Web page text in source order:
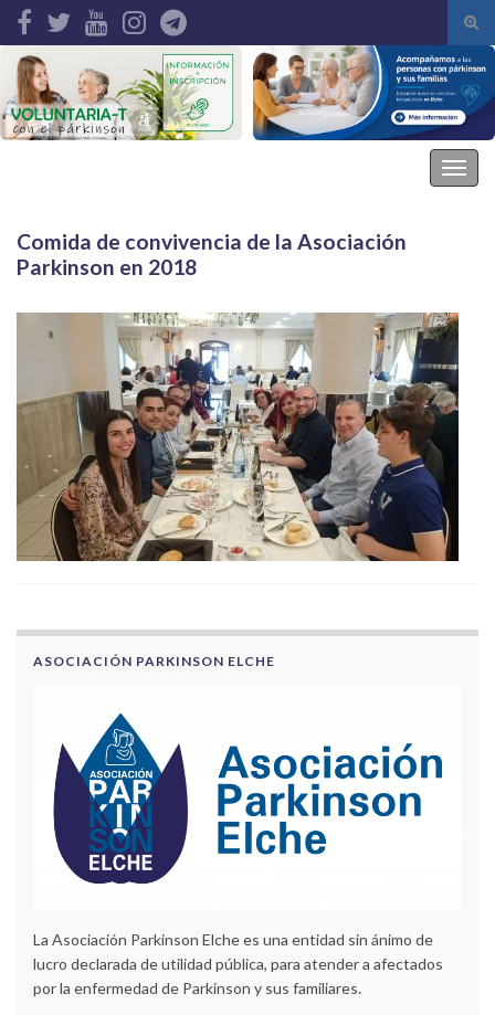
de
Search for:
Comida de convivencia de la Asociación
Parkinson en 2018
ASOCIACIÓN PARKINSON ELCHE
La Asociación Parkinson Elche es una entidad sin ánimo de
lucro declarada de utilidad pública, para atender a afectados
por la enfermedad de Parkinson y sus familiares.